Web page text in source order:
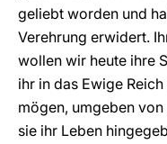
geliebt worden und
Verehrung erwidert.
wollen wir heute ihre
ihr in das Ewige
mögen, umgeben
sie ihr Leben